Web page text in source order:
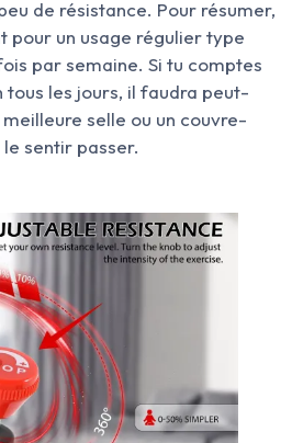
de résistance. Pour résumer,
pour un usage régulier type
par semaine. Si tu comptes
tous les jours, il faudra peut-
selle ou un couvre-
sentir passer.